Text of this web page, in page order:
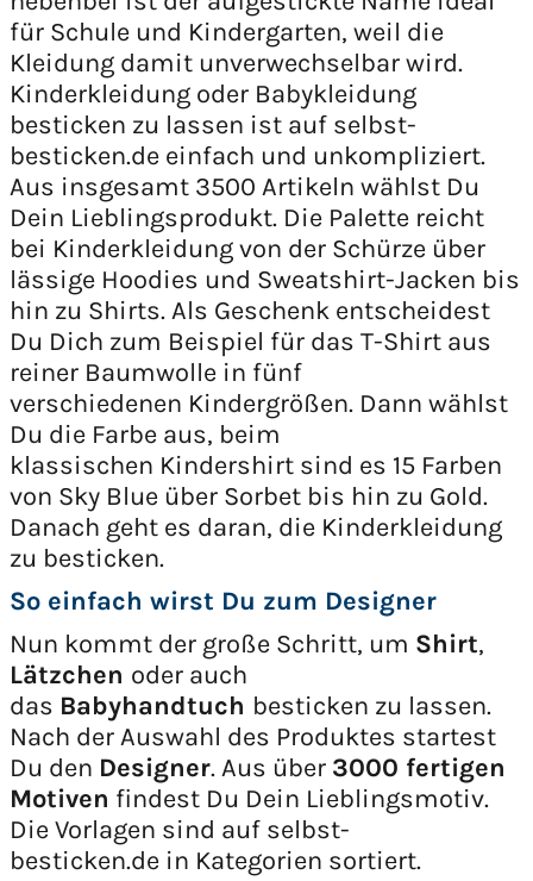
für Schule und Kindergarten, weil die
Kleidung damit unverwechselbar wird.
Kinderkleidung oder Babykleidung
besticken zu lassen ist auf selbst-
besticken.de einfach und unkompliziert.
Aus insgesamt 3500 Artikeln wählst Du
Dein Lieblingsprodukt. Die Palette reicht
bei Kinderkleidung von der Schürze über
lässige Hoodies und Sweatshirt-Jacken bis
hin zu Shirts. Als Geschenk entscheidest
Du Dich zum Beispiel für das T-Shirt aus
reiner Baumwolle in fünf
verschiedenen Kindergrößen. Dann wählst
Du die Farbe aus, beim
klassischen Kindershirt sind es 15 Farben
von Sky Blue über Sorbet bis hin zu Gold.
Danach geht es daran, die Kinderkleidung
zu besticken.
So einfach wirst Du zum Designer
Nun kommt der große Schritt, um Shirt,
Lätzchen oder auch
das Babyhandtuch besticken zu lassen.
Nach der Auswahl des Produktes startest
Du den Designer. Aus über 3000 fertigen
Motiven findest Du Dein Lieblingsmotiv.
Die Vorlagen sind auf selbst-
besticken.de in Kategorien sortiert.